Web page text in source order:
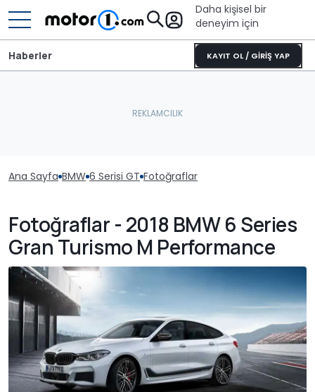
Daha kişisel bir
deneyim için
KAYIT OL / GİRİŞ YAP
Haberler
Ana Sayfa BMW 6 Serisi GT Fotoğraflar
Fotoğraflar - 2018 BMW 6 Series
Gran Turismo M Performance